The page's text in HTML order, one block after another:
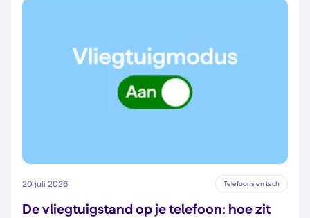
20 juli 2026 Telefoons en tech
De vliegtuigstand op je telefoon: hoe zit